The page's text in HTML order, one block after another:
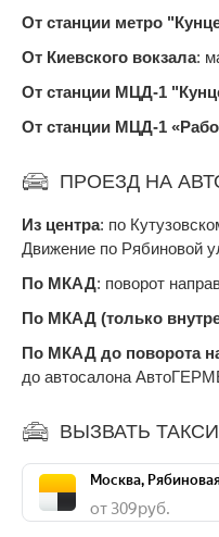
От станции метро
От Киевского вокзала:
От станции МЦД-1
От станции МЦД-1
ПРОЕЗД НА
Из центра: по
Движение по Рябиновой
По МКАД: поворот
По МКАД (только
По МКАД до поворота
до автосалона
ВЫЗВАТЬ
Москва,
от 309 руб.